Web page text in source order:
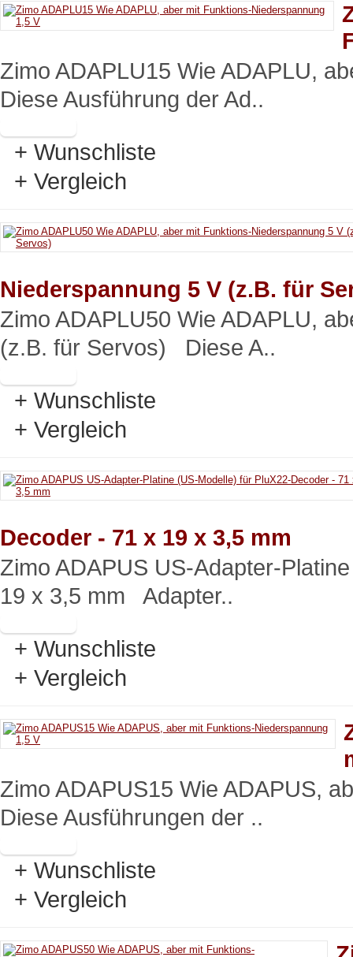
Zimo ADAPLU15 Wie ADAPLU,
Diese Ausführung der Ad..
+ Wunschliste
+ Vergleich
Niederspannung 5 V (z.B. für
Zimo ADAPLU50 Wie ADAPLU,
(z.B. für Servos) Diese A..
+ Wunschliste
+ Vergleich
Decoder - 71 x 19 x 3,5 mm
Zimo ADAPUS US-Adapter-
19 x 3,5 mm Adapter..
+ Wunschliste
+ Vergleich
Zimo ADAPUS15 Wie ADAPUS,
Diese Ausführungen der ..
+ Wunschliste
+ Vergleich